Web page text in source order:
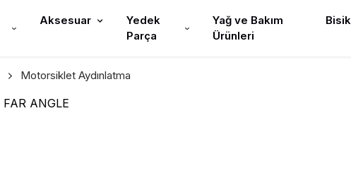
Aksesuar
Yedek
Parça
Yağ ve Bakım
Ürünleri
Motorsiklet Aydınlatma